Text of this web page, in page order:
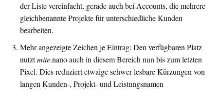
der Liste vereinfacht, gerade auch bei Accounts, die mehrere
gleichbenannte Projekte für unterschiedliche Kunden
bearbeiten.
Mehr angezeigte Zeichen je Eintrag: Den verfügbaren Platz
nutztmite.nano auch in diesem Bereich nun bis zum letzten
Pixel. Dies reduziert etwaige schwer lesbare Kürzungen von
langen Kunden-, Projekt- und Leistungsnamen